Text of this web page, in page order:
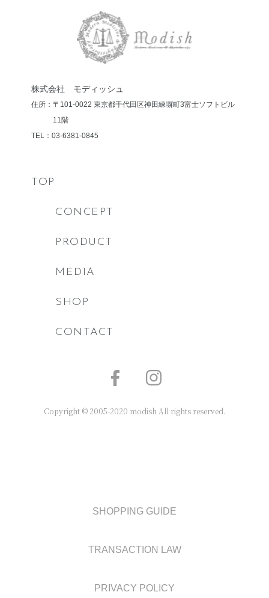
株式会社 モディッシュ
住所：〒101-0022 東京都千代田区神田練塀町3富士ソフトビル
11階
TEL：03-6381-0845
TOP
CONCEPT
PRODUCT
MEDIA
SHOP
CONTACT
Copyright © 2005-2020 modish All rights reserved.
SHOPPING GUIDE
TRANSACTION LAW
PRIVACY POLICY